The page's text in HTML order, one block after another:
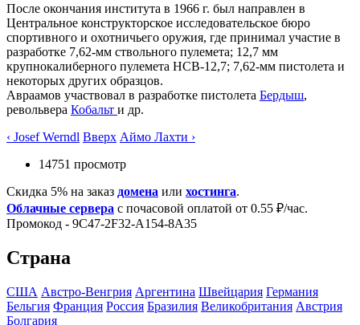
После окончания института в 1966 г. был направлен в
Центральное конструкторское исследовательское бюро
спортивного и охотничьего оружия, где принимал участие в
разработке 7,62-мм ствольного пулемета; 12,7 мм
крупнокалиберного пулемета НСВ-12,7; 7,62-мм пистолета и
некоторых других образцов.
Авраамов участвовал в разработке пистолета Бердыш,
револьвера Кобальт и др.
‹ Josef Werndl Вверх Аймо Лахти ›
14751 просмотр
Скидка 5% на заказ домена или хостинга.
Облачные сервера с почасовой оплатой от 0.55 ₽/час.
Промокод - 9C47-2F32-A154-8A35
Страна
США Австро-Венгрия Аргентина Швейцария Германия
Бельгия Франция Росcия Бразилия Великобритания Австрия
Болгария